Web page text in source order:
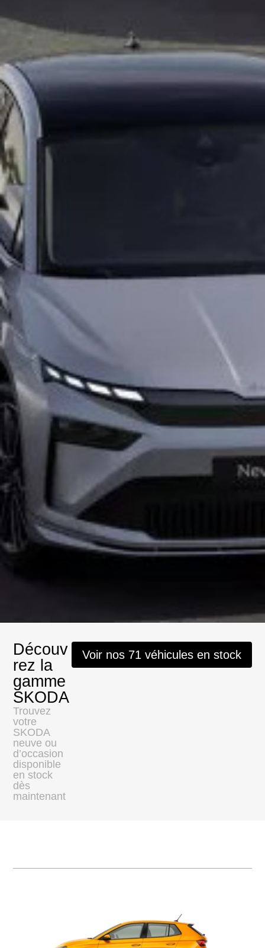
Découv
rez la
gamme
SKODA
Trouvez
votre
SKODA
neuve ou
d’occasion
disponible
en stock
dès
maintenant
Voir nos 71 véhicules en stock